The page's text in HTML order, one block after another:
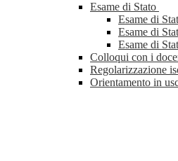
Esame di Stato
Esame di
Esame di
Esame di
Colloqui con i
Regolarizzazione
Orientamento in